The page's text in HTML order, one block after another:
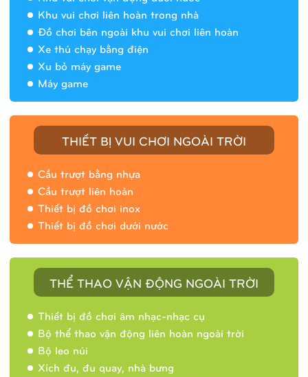
Khu vui chơi liên hoàn trong nhà
Đồ chơi bên ngoài khu vui chơi liên hoàn
Xe thú chạy bằng điện
Xu bỏ máy game
Máy game
THIẾT BỊ VUI CHƠI NGOÀI TRỜI
Cầu trượt bằng nhựa
Cầu trượt liên hoàn
Thiết bị đồ chơi inox
Thiết bị đồ chơi dưới nước
THỂ THAO VẬN ĐỘNG NGOÀI TRỜI
Thiết bị đồ chơi âm nhạc-nhạc cụ
Bộ thể thao vận động liên hoàn ngoài trời
Bộ leo núi
Xích đu, đu quay, nhà bưng